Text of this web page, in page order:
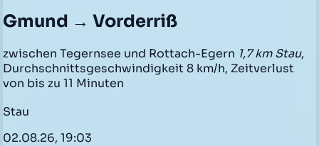
Gmund → Vorderriß
zwischen Tegernsee und Rottach-Egern 1,7 km Stau,
Durchschnittsgeschwindigkeit 8 km/h, Zeitverlust
von bis zu 11 Minuten
Stau
02.08.26, 19:03